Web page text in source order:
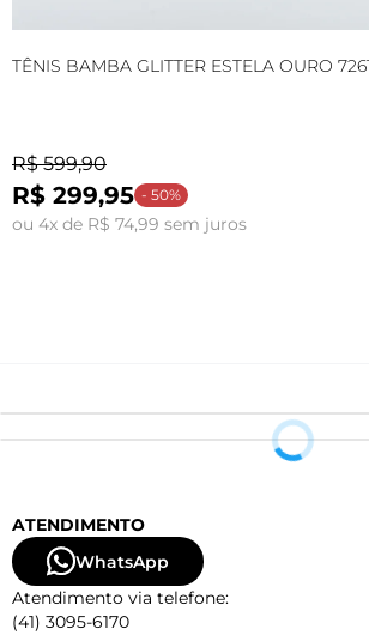
TÊNIS BAMBA GLITTER ESTELA OURO
R$ 599,90
R$ 299,95 - 50%
ou 4x de R$ 74,99 sem juros
ATENDIMENTO
WhatsApp
Atendimento via telefone:
(41) 3095-6170